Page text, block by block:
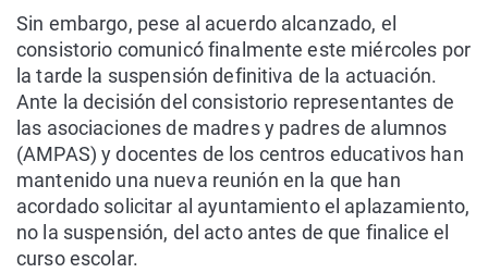
Sin embargo, pese al acuerdo alcanzado, el
consistorio comunicó finalmente este miércoles por
la tarde la suspensión definitiva de la actuación.
Ante la decisión del consistorio representantes de
las asociaciones de madres y padres de alumnos
(AMPAS) y docentes de los centros educativos han
mantenido una nueva reunión en la que han
acordado solicitar al ayuntamiento el aplazamiento,
no la suspensión, del acto antes de que finalice el
curso escolar.